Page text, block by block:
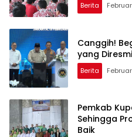
Berita
Canggih!
yang
Berita
Pemkab
Sehingga
Baik